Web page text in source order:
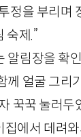
정을 부리며
숙제.”
알림장을 확
께 얼굴 그리
꾹꾹 눌러두
집에서 데려